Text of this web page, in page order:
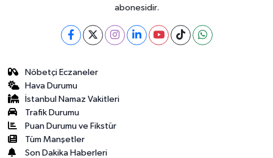
abonesidir.
Nöbetçi Eczaneler
Hava Durumu
İstanbul Namaz Vakitleri
Trafik Durumu
Puan Durumu ve Fikstür
Tüm Manşetler
Son Dakika Haberleri